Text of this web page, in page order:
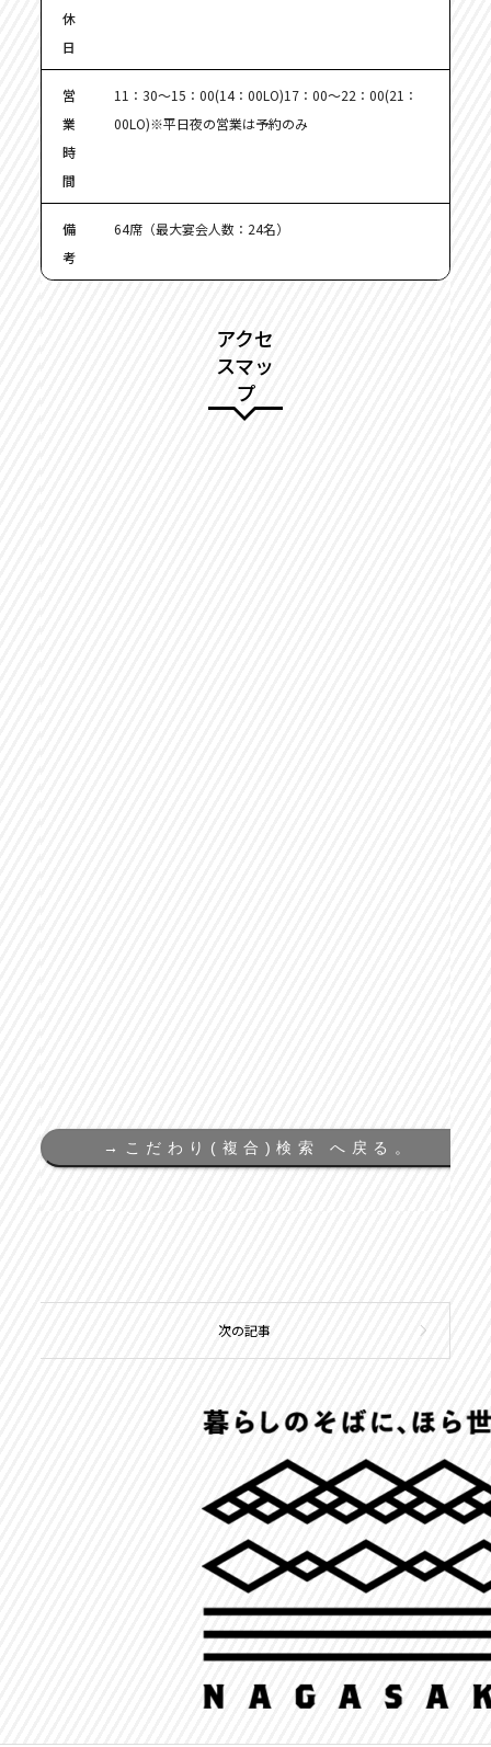
休
日
営
業
時
間
11：30～15：00(14：00LO)17：00～22：00(21：
00LO)※平日夜の営業は予約のみ
備
考
64席（最大宴会人数：24名）
アクセ
スマッ
プ
→ こだわり(複合)検索 へ戻る。